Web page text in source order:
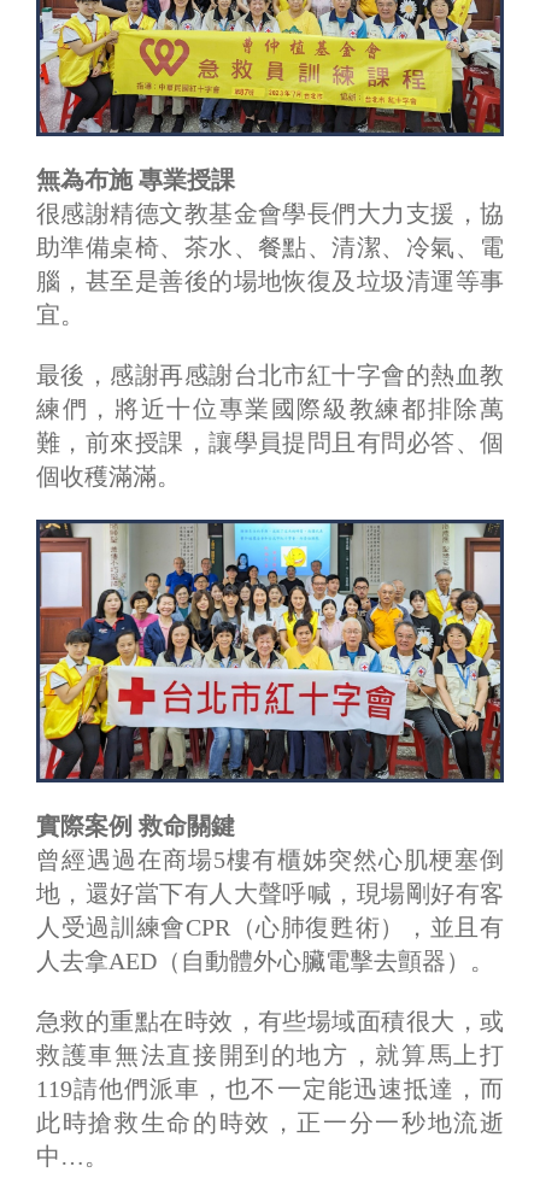
無為布施 專業授課
很感謝精德文教基金會學長們大力支援，協
助準備桌椅、茶水、餐點、清潔、冷氣、電
腦，甚至是善後的場地恢復及垃圾清運等事
宜。
最後，感謝再感謝台北市紅十字會的熱血教
練們，將近十位專業國際級教練都排除萬
難，前來授課，讓學員提問且有問必答、個
個收穫滿滿。
實際案例 救命關鍵
曾經遇過在商場5樓有櫃姊突然心肌梗塞倒
地，還好當下有人大聲呼喊，現場剛好有客
人受過訓練會CPR（心肺復甦術），並且有
人去拿AED（自動體外心臟電擊去顫器）。
急救的重點在時效，有些場域面積很大，或
救護車無法直接開到的地方，就算馬上打
119請他們派車，也不一定能迅速抵達，而
此時搶救生命的時效，正一分一秒地流逝
中…。